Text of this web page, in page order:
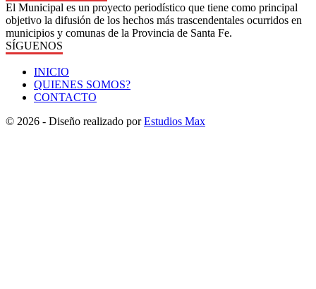
El Municipal es un proyecto periodístico que tiene como principal
objetivo la difusión de los hechos más trascendentales ocurridos en
municipios y comunas de la Provincia de Santa Fe.
SÍGUENOS
INICIO
QUIENES SOMOS?
CONTACTO
© 2026 - Diseño realizado porEstudios Max